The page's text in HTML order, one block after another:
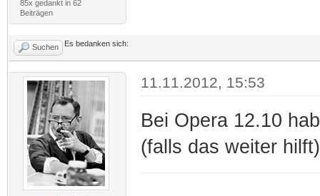
85x gedankt in 62
Beiträgen
Suchen Es bedanken sich:
11.11.2012, 15:53
Bei Opera 12.10
(falls das weiter hilft)